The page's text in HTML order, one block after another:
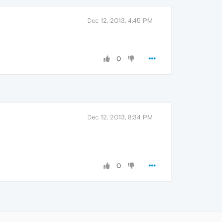
Dec 12, 2013, 4:45 PM
0
Dec 12, 2013, 8:34 PM
0